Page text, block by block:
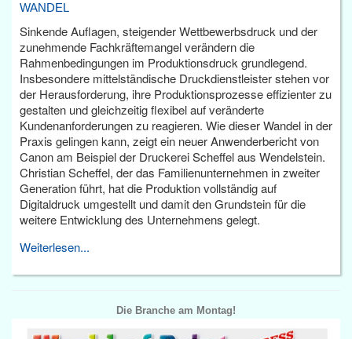
WANDEL
Sinkende Auflagen, steigender Wettbewerbsdruck und der
zunehmende Fachkräftemangel verändern die
Rahmenbedingungen im Produktionsdruck grundlegend.
Insbesondere mittelständische Druckdienstleister stehen vor
der Herausforderung, ihre Produktionsprozesse effizienter zu
gestalten und gleichzeitig flexibel auf veränderte
Kundenanforderungen zu reagieren. Wie dieser Wandel in der
Praxis gelingen kann, zeigt ein neuer Anwenderbericht von
Canon am Beispiel der Druckerei Scheffel aus Wendelstein.
Christian Scheffel, der das Familienunternehmen in zweiter
Generation führt, hat die Produktion vollständig auf
Digitaldruck umgestellt und damit den Grundstein für die
weitere Entwicklung des Unternehmens gelegt.
Weiterlesen...
Die Branche am Montag!